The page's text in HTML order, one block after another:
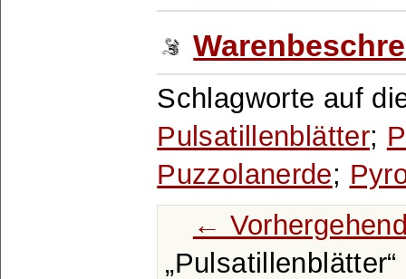
Schlagworte auf
Pulsatillenblätter;
Puzzolanerde;
←
Pulsatillenblätter